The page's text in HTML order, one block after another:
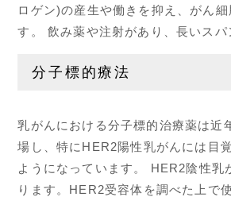
ロゲン)の産生や働きを抑え、がん細
す。 飲み薬や注射があり、長いスパ
分子標的療法
乳がんにおける分子標的治療薬は近
場し、特にHER2陽性乳がんには目
ようになっています。 HER2陰性乳
ります。HER2受容体を調べた上で